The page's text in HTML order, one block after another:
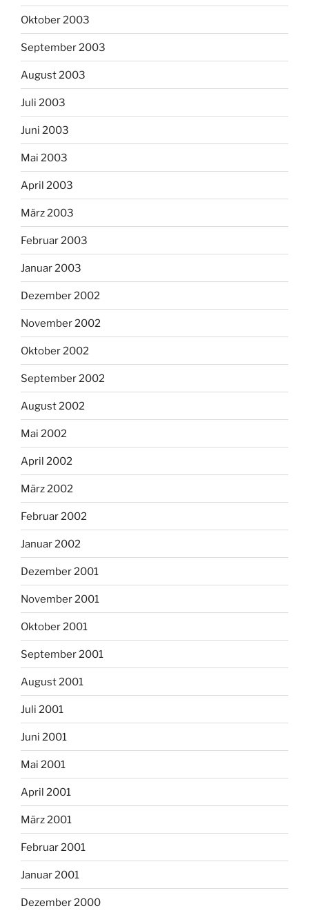
Oktober 2003
September 2003
August 2003
Juli 2003
Juni 2003
Mai 2003
April 2003
März 2003
Februar 2003
Januar 2003
Dezember 2002
November 2002
Oktober 2002
September 2002
August 2002
Mai 2002
April 2002
März 2002
Februar 2002
Januar 2002
Dezember 2001
November 2001
Oktober 2001
September 2001
August 2001
Juli 2001
Juni 2001
Mai 2001
April 2001
März 2001
Februar 2001
Januar 2001
Dezember 2000